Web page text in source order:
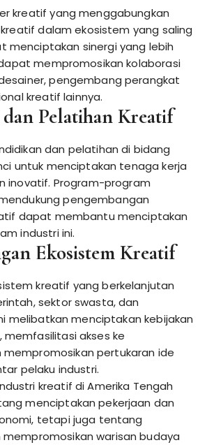
kreatif yang menggabungkan
dalam ekosistem yang saling
menciptakan sinergi yang lebih
mempromosikan kolaborasi
pengembang perangkat
kreatif lainnya.
Pelatihan Kreatif
dan pelatihan di bidang
untuk menciptakan tenaga kerja
inovatif. Program-program
pengembangan
dapat membantu menciptakan
industri ini.
Ekosistem Kreatif
kreatif yang berkelanjutan
sektor swasta, dan
melibatkan menciptakan kebijakan
memfasilitasi akses ke
pertukaran ide
pelaku industri.
kreatif di Amerika Tengah
menciptakan pekerjaan dan
tetapi juga tentang
warisan budaya